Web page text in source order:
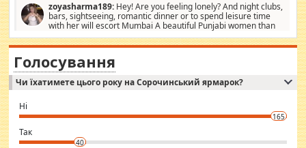
витрат, а тільки узгоджених сум і нічого іншого. Не чекайте і не
коментуйте цей пост. Введіть суму, яку ви хочете подати, і ми
зв'яжемося з вами з усіма варіантами. зв'яжіться з нами
сьогодні на garciajsacramento@gmail.com Вам потрібні термінові
гроші? Ми можемо допомогти!
zoyasharma189: Hey! Are you feeling lonely? And night clubs,
bars, sightseeing, romantic dinner or to spend leisure time
with her will escort Mumbai A beautiful Punjabi women than
sexy escort companion in arms that you guys feel like 5 star luxury
hotel had to spend the night in their search for loved solitaire free
woman "Love Solitaire" beautiful figure and shapely body shapes.
Independent escort in Mumbai, truthful, friendly and cheerful girl.
WhatsApp via an easily can see the latest pictures of her body and the
want to meet new people. Sakshi Mirchandani health and figure
conscious in order to keep yourself fit and regularly go to the health
club.
⇒ sakshimirchandani.com
Голосування
Чи їхатимете цього року на Сорочинський ярмарок?
Ні
165
Так
40